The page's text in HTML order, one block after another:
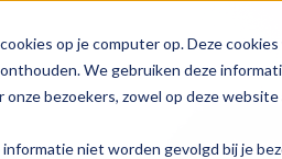
op je computer op. Deze
We gebruiken deze
bezoekers, zowel op deze
informatie niet worden gevolgd bij je